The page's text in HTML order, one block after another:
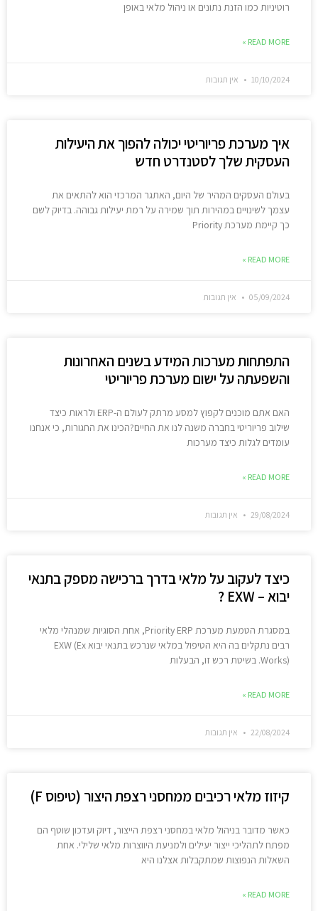
רוטיניות כמו הזנת נתונים או ניהול מלאי באופן
READ MORE »
10/10/2024 אין תגובות
איך מערכת פריוריטי יכולה להפוך את היעילות
העסקית שלך לסטנדרט חדש
בעולם העסקים המהיר של היום, האתגר המרכזי הוא להתאים את
עצמך לשינויים במהירות תוך שמירה על רמת יעילות גבוהה. בדיוק לשם
כך קיימת מערכת Priority
READ MORE »
05/09/2024 אין תגובות
התפתחות מערכות המידע בשנים האחרונות
והשפעתה על ישום מערכת פריוריטי
האם אתם מוכנים לקפוץ למסע מרתק לעולם ה-ERP ולראות כיצד
שילוב פריוריטי בחברה משנה לנו את החיים?הכינו את החגורות, כי אנחנו
עומדים לגלות כיצד מערכות
READ MORE »
29/08/2024 אין תגובות
כיצד לעקוב על מלאי בדרך ברכישה מספק בתנאי
יבוא – EXW ?
במסגרת הטמעת מערכת Priority ERP, אחת הסוגיות שמנהלי מלאי
רבים נתקלים בה היא הטיפול במלאי שנרכש בתנאי יבוא EXW (Ex
Works). בשיטת רכש זו, הבעלות
READ MORE »
22/08/2024 אין תגובות
קיזוז מלאי רכיבים ממחסני רצפת היצור (טיפוס F)
כאשר מדובר בניהול מלאי במחסני רצפת הייצור, דיוק ועדכון שוטף הם
מפתח לתהליכי ייצור יעילים ולמניעת היווצרות מלאי שלילי. אחת
השאלות הנפוצות שמתקבלות אצלנו היא
READ MORE »